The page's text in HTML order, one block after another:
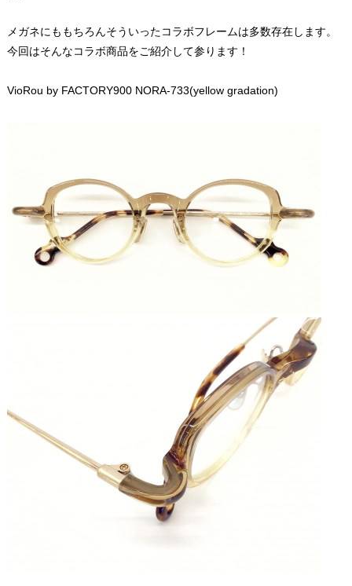
メガネにももちろんそういったコラボフレームは多数存在します。
今回はそんなコラボ商品をご紹介して参ります！
VioRou by FACTORY900 NORA-733(yellow gradation)